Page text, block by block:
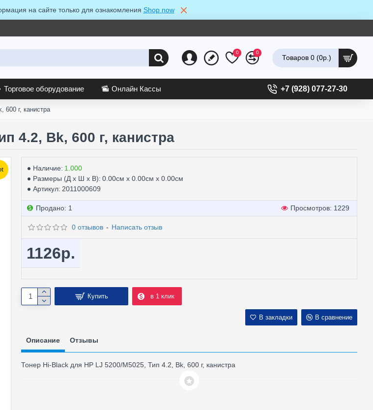
на сайте только для ознакомления Shop now
0 0
Товаров 0 (0р.)
Торговое оборудование Онлайн Кассы +7 (928) 077-27-30
600 г, канистра
4.2, Bk, 600 г, канистра
Наличие: 1.000
Размеры (Д х Ш х В): 0.00см x 0.00см x 0.00см
Артикул: 2011000609
Продано: 1 Просмотров: 1229
0 отзывов - Написать отзыв
1126р.
Купить в 1 клик
В закладки В сравнение
Описание Отзывы
Тонер Hi-Black для HP LJ 5200/M5025, Тип 4.2, Bk, 600 г, канистра